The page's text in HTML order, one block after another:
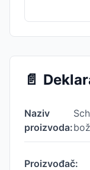
📄
Naziv
proizvoda:
Proizvođač: